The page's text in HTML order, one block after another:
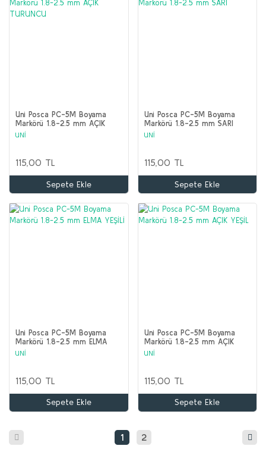
Uni Posca PC-5M Boyama
Markörü 1.8-2.5 mm AÇIK
TURUNCU
UNİ
115,00 TL
Sepete Ekle
Uni Posca PC-5M Boyama
Markörü 1.8-2.5 mm SARI
UNİ
115,00 TL
Sepete Ekle
Uni Posca PC-5M Boyama
Markörü 1.8-2.5 mm ELMA
YEŞİLİ
UNİ
115,00 TL
Sepete Ekle
Uni Posca PC-5M Boyama
Markörü 1.8-2.5 mm AÇIK
YEŞİL
UNİ
115,00 TL
Sepete Ekle
1 2